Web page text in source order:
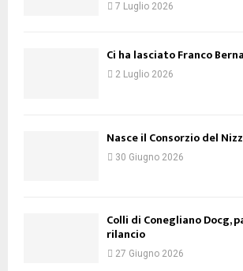
7 Luglio 2026
Ci ha lasciato Franco
2 Luglio 2026
Nasce il Consorzio del
30 Giugno 2026
Colli di Conegliano Docg,
rilancio
27 Giugno 2026